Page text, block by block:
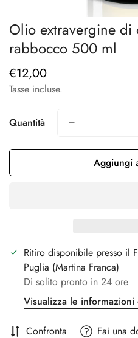
Olio extravergine di
rabbocco 500 ml
Prezzo
regolare
€12,00
Tasse incluse.
Quantità
Aggiungi
Ritiro disponibile presso il
Puglia (Martina Franca)
Di solito pronto in 24 ore
Visualizza le
Confronta Fai una